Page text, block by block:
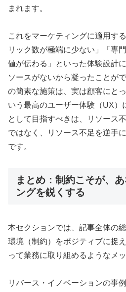
まれます。
これをマーケティングに適用す
リック数が極端に少ない」「専
値が伝わる」といった体験設計
ソースがないから凝ったことが
の簡素な施策は、実は顧客にと
いう最高のユーザー体験（UX）
として目指すべきは、リソース
ではなく、リソース不足を逆手
です。
まとめ：制約こそが、
ングを鋭くする
本セクションでは、記事全体の
環境（制約）をポジティブに捉
って業務に取り組めるようなメ
リバース・イノベーションの事